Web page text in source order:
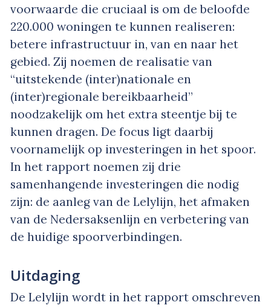
voorwaarde die cruciaal is om de beloofde
220.000 woningen te kunnen realiseren:
betere infrastructuur in, van en naar het
gebied. Zij noemen de realisatie van
“uitstekende (inter)nationale en
(inter)regionale bereikbaarheid”
noodzakelijk om het extra steentje bij te
kunnen dragen. De focus ligt daarbij
voornamelijk op investeringen in het spoor.
In het rapport noemen zij drie
samenhangende investeringen die nodig
zijn: de aanleg van de Lelylijn, het afmaken
van de Nedersaksenlijn en verbetering van
de huidige spoorverbindingen.
Uitdaging
De Lelylijn wordt in het rapport omschreven